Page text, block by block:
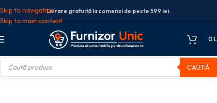
Skip to navigation
Skip to main content
Livrare gratuită la comenzi de peste 599 lei.
0
CAUTĂ
acrilice